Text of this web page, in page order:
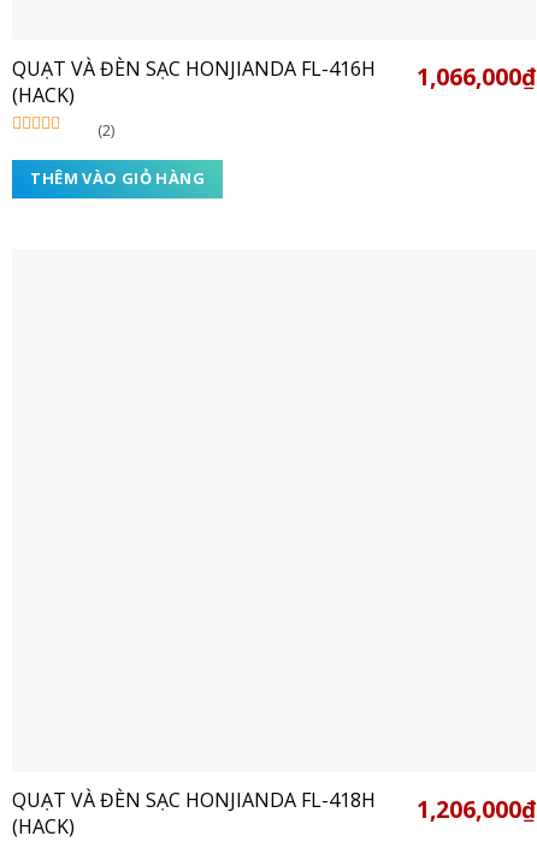
QUẠT VÀ ĐÈN SẠC HONJIANDA FL-416H
(HACK)
hạng5.005
sao
(2)
1,066,000₫
THÊM VÀO GIỎ HÀNG
QUẠT VÀ ĐÈN SẠC HONJIANDA FL-418H
(HACK)
1,206,000₫